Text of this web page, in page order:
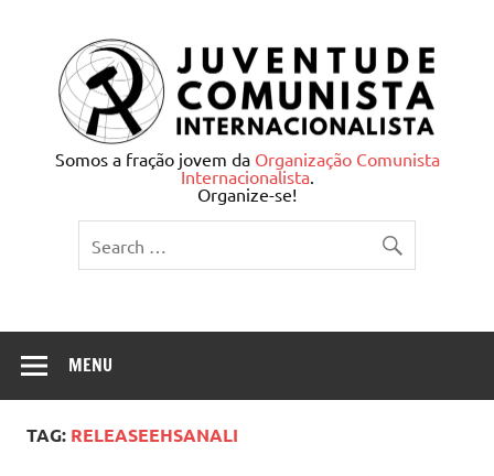
Juventude Comunista
Internacionalista
Somos a fração jovem da Organização Comunista
Internacionalista.
Organize-se!
MENU
TAG: RELEASEEHSANALI